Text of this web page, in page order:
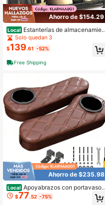
Ahorro de $154.29
Local Estanterías de almacenamien
to de bolsas de golf de metal
Solo quedan 3
$139.61 -52%
Free Shipping
Ahorro de $235.98
Local Apoyabrazos con portavasos
para carrito de golf EZGO/Club Car
sin necesidad de perforar, apoyabra
$77.52 -75%